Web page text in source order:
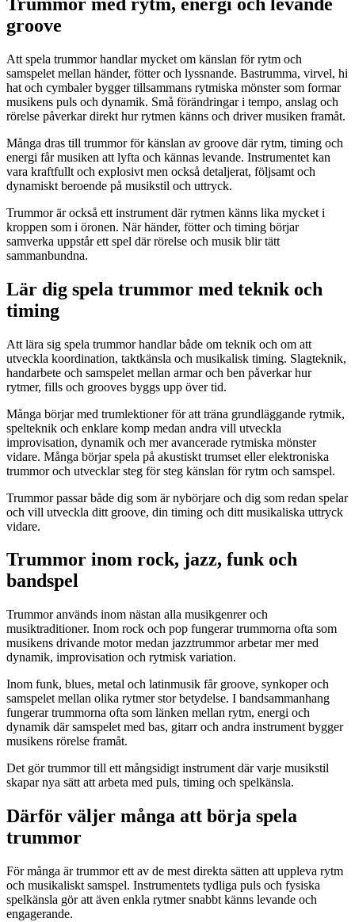
groove
Att spela trummor handlar mycket om känslan för rytm och
samspelet mellan händer, fötter och lyssnande. Bastrumma, virvel, hi
hat och cymbaler bygger tillsammans rytmiska mönster som formar
musikens puls och dynamik. Små förändringar i tempo, anslag och
rörelse påverkar direkt hur rytmen känns och driver musiken framåt.
Många dras till trummor för känslan av groove där rytm, timing och
energi får musiken att lyfta och kännas levande. Instrumentet kan
vara kraftfullt och explosivt men också detaljerat, följsamt och
dynamiskt beroende på musikstil och uttryck.
Trummor är också ett instrument där rytmen känns lika mycket i
kroppen som i öronen. När händer, fötter och timing börjar
samverka uppstår ett spel där rörelse och musik blir tätt
sammanbundna.
Lär dig spela trummor med teknik och
timing
Att lära sig spela trummor handlar både om teknik och om att
utveckla koordination, taktkänsla och musikalisk timing. Slagteknik,
handarbete och samspelet mellan armar och ben påverkar hur
rytmer, fills och grooves byggs upp över tid.
Många börjar med trumlektioner för att träna grundläggande rytmik,
spelteknik och enklare komp medan andra vill utveckla
improvisation, dynamik och mer avancerade rytmiska mönster
vidare. Många börjar spela på akustiskt trumset eller elektroniska
trummor och utvecklar steg för steg känslan för rytm och samspel.
Trummor passar både dig som är nybörjare och dig som redan spelar
och vill utveckla ditt groove, din timing och ditt musikaliska uttryck
vidare.
Trummor inom rock, jazz, funk och
bandspel
Trummor används inom nästan alla musikgenrer och
musiktraditioner. Inom rock och pop fungerar trummorna ofta som
musikens drivande motor medan jazztrummor arbetar mer med
dynamik, improvisation och rytmisk variation.
Inom funk, blues, metal och latinmusik får groove, synkoper och
samspelet mellan olika rytmer stor betydelse. I bandsammanhang
fungerar trummorna ofta som länken mellan rytm, energi och
dynamik där samspelet med bas, gitarr och andra instrument bygger
musikens rörelse framåt.
Det gör trummor till ett mångsidigt instrument där varje musikstil
skapar nya sätt att arbeta med puls, timing och spelkänsla.
Därför väljer många att börja spela
trummor
För många är trummor ett av de mest direkta sätten att uppleva rytm
och musikaliskt samspel. Instrumentets tydliga puls och fysiska
spelkänsla gör att även enkla rytmer snabbt känns levande och
engagerande.